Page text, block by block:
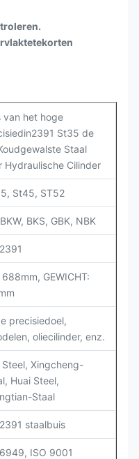
van het hoge
St35 de
Staal
Hydraulische Cilinder
St45, ST52
BKS, GBK, NBK
688mm, GEWICHT:
precisiedoel,
oliecilinder, enz.
Steel, Xingcheng-
Huai Steel,
Staal
staalbuis
ISO 9001